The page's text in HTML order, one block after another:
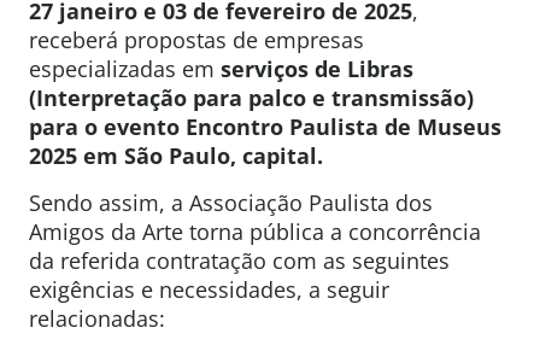
27 janeiro e 03 de fevereiro de 2025,
receberá propostas de empresas
especializadas em serviços de Libras
(Interpretação para palco e transmissão)
para o evento Encontro Paulista de Museus
2025 em São Paulo, capital.
Sendo assim, a Associação Paulista dos
Amigos da Arte torna pública a concorrência
da referida contratação com as seguintes
exigências e necessidades, a seguir
relacionadas: